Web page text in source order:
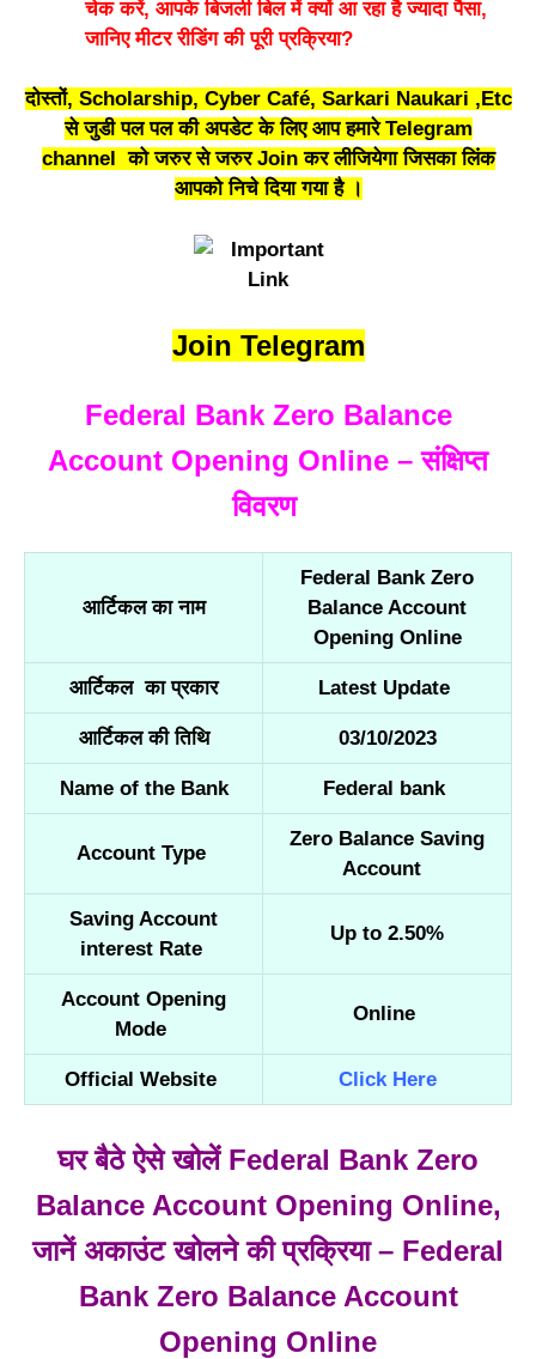
चेक करें, आपके बिजली बिल में क्यों आ रहा है ज्यादा पैसा,
जानिए मीटर रीडिंग की पूरी प्रक्रिया?
दोस्तों, Scholarship, Cyber Café, Sarkari Naukari ,Etc
से जुडी पल पल की अपडेट के लिए आप हमारे Telegram
channel को जरुर से जरुर Join कर लीजियेगा जिसका लिंक
आपको निचे दिया गया है ।
Join Telegram
Federal Bank Zero Balance
Account Opening Online – संक्षिप्त
विवरण
आर्टिकल का नाम
Federal Bank Zero
Balance Account
Opening Online
आर्टिकल का प्रकार Latest Update
आर्टिकल की तिथि 03/10/2023
Name of the Bank Federal bank
Account Type
Zero Balance Saving
Account
Saving Account
interest Rate
Up to 2.50%
Account Opening
Mode
Online
Official Website Click Here
घर बैठे ऐसे खोलें Federal Bank Zero
Balance Account Opening Online,
जानें अकाउंट खोलने की प्रक्रिया – Federal
Bank Zero Balance Account
Opening Online